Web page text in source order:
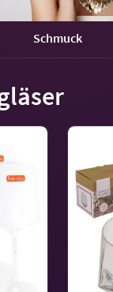
Schmuck